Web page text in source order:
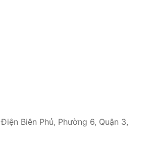
Điện Biên Phủ, Phường 6, Quận 3,